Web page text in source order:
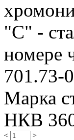
"С" -
номере
701.73-
Марка
НКВ
< >